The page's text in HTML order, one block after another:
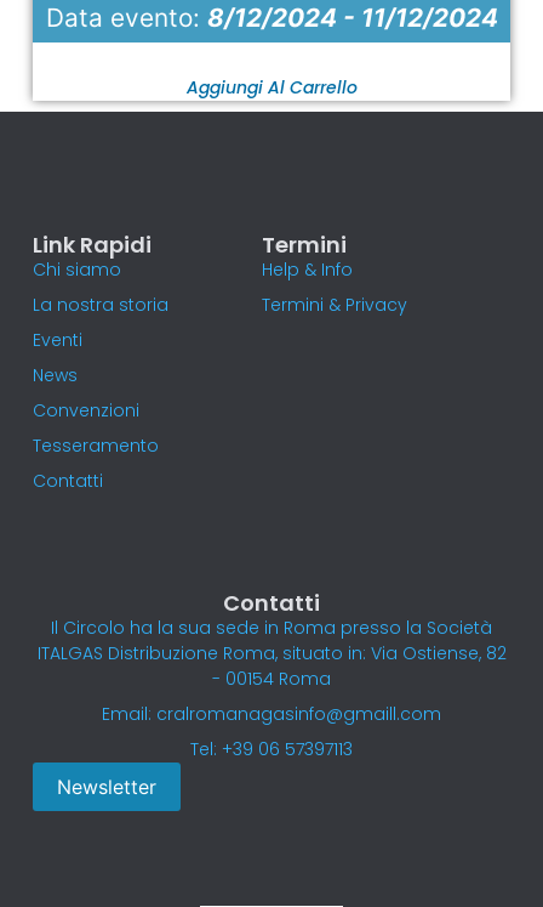
Data evento: 8/12/2024 - 11/12/2024
Aggiungi Al Carrello
Link Rapidi
Chi siamo
La nostra storia
Eventi
News
Convenzioni
Tesseramento
Contatti
Termini
Help & Info
Termini & Privacy
Contatti
Il Circolo ha la sua sede in Roma presso la Società
ITALGAS Distribuzione Roma, situato in: Via Ostiense, 82
- 00154 Roma
Email: cralromanagasinfo@gmaill.com
Tel: +39 06 57397113
Newsletter